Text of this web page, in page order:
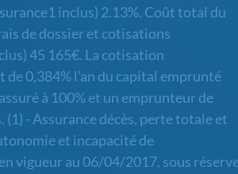
inclus) 2.13%. Coût total du
de dossier et cotisations
45 165€. La cotisation
de 0,384% l’an du capital emprunté
à 100% et un emprunteur de
(1) - Assurance décès, perte totale et
et incapacité de
vigueur au 06/04/2017, sous